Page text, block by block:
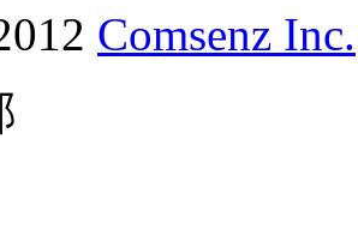
Comsenz Inc.